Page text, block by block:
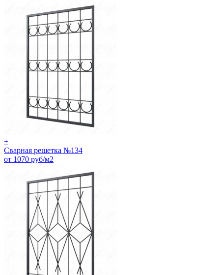
+
Сварная решетка №134
от 1070 руб/м2